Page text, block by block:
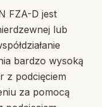
FZA-D jest
lub
bardzo wysoką
z podcięciem
za pomocą